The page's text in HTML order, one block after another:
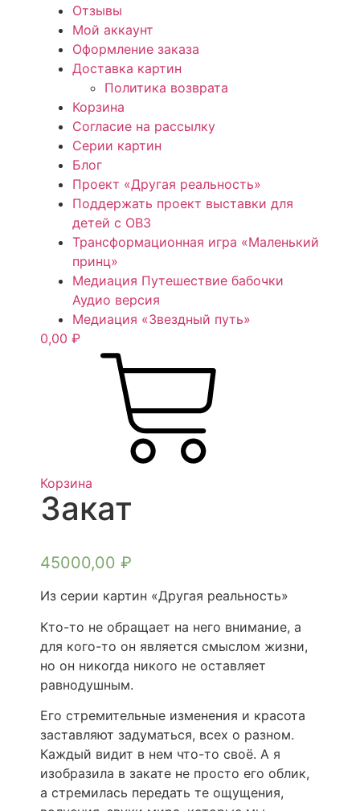
Отзывы
Мой аккаунт
Оформление заказа
Доставка картин
Политика возврата
Корзина
Согласие на рассылку
Серии картин
Блог
Проект «Другая реальность»
Поддержать проект выставки для
детей с ОВЗ
Трансформационная игра «Маленький
принц»
Медиация Путешествие бабочки
Аудио версия
Медиация «Звездный путь»
0,00 ₽
Корзина
Закат
45000,00 ₽
Из серии картин «Другая реальность»
Кто-то не обращает на него внимание, а
для кого-то он является смыслом жизни,
но он никогда никого не оставляет
равнодушным.
Его стремительные изменения и красота
заставляют задуматься, всех о разном.
Каждый видит в нем что-то своё. А я
изобразила в закате не просто его облик,
а стремилась передать те ощущения,